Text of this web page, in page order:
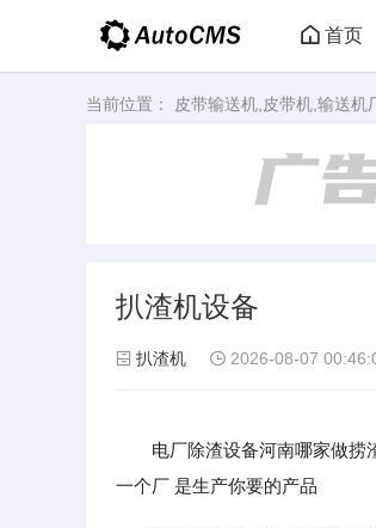
首页
当前位置： 皮带输送机,皮带机,输送机
扒渣机设备
扒渣机 2026-08-07
电厂除渣设备河南哪家做捞
一个厂 是生产你要的产品